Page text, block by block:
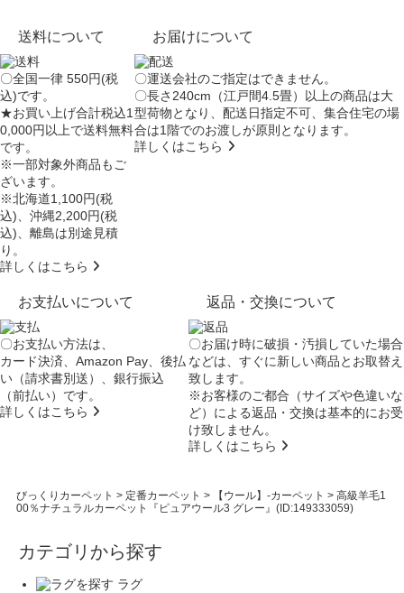
送料について
〇全国一律 550円(税
込)です。
★お買い上げ合計税込1
0,000円以上で送料無料
です。
※一部対象外商品もご
ざいます。
※北海道1,100円(税
込)、沖縄2,200円(税
込)、離島は別途見積
り。
詳しくはこちら
お届けについて
〇運送会社のご指定はできません。
〇長さ240cm（江戸間4.5畳）以上の商品は大
型荷物となり、配送日指定不可、集合住宅の場
合は1階でのお渡しが原則となります。
詳しくはこちら
お支払いについて
〇お支払い方法は、
カード決済、Amazon Pay、後払
い（請求書別送）、銀行振込
（前払い）です。
詳しくはこちら
返品・交換について
〇お届け時に破損・汚損していた場合
などは、すぐに新しい商品とお取替え
致します。
※お客様のご都合（サイズや色違いな
ど）による返品・交換は基本的にお受
け致しません。
詳しくはこちら
びっくりカーペット > 定番カーペット > 【ウール】-カーペット > 高級羊毛1
00％ナチュラルカーペット『ピュアウール3 グレー』(ID:149333059)
カテゴリから探す
ラグ